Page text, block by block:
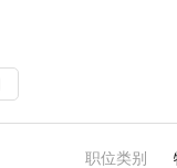
职位类别